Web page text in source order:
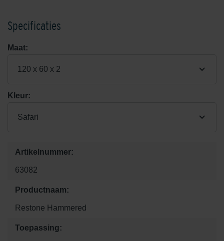
Specificaties
Maat:
120 x 60 x 2
Kleur:
Safari
Artikelnummer:
63082
Productnaam:
Restone Hammered
Toepassing: